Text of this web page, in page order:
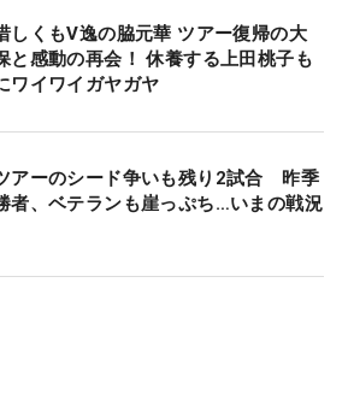
しくもV逸の脇元華 ツアー復帰の大
と感動の再会！ 休養する上田桃子も
ワイワイガヤガヤ
アーのシード争いも残り2試合 昨季
者、ベテランも崖っぷち…いまの戦況